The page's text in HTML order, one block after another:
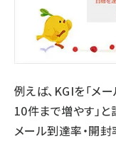
例えば、KGIを「メ
10件まで増やす」と
メール到達率・開封